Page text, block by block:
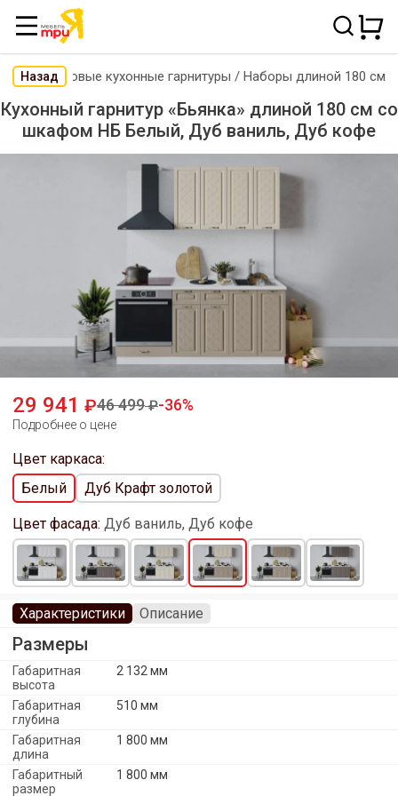
НазадГотовые кухонные гарнитуры / Наборы длиной 180 см
Кухонный гарнитур «Бьянка» длиной 180 см со
шкафом НБ Белый, Дуб ваниль, Дуб кофе
29 941 46 499 36
Подробнее о цене
Цвет каркаса:
Белый
Дуб Крафт золотой
Цвет фасада: Дуб ваниль, Дуб кофе
Характеристики Описание
Размеры
Габаритная
высота
2 132 мм
Габаритная
глубина
510 мм
Габаритная
длина
1 800 мм
Габаритный
размер
1 800 мм